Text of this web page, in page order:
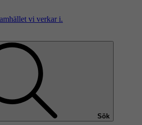
vi verkar i.
Sök